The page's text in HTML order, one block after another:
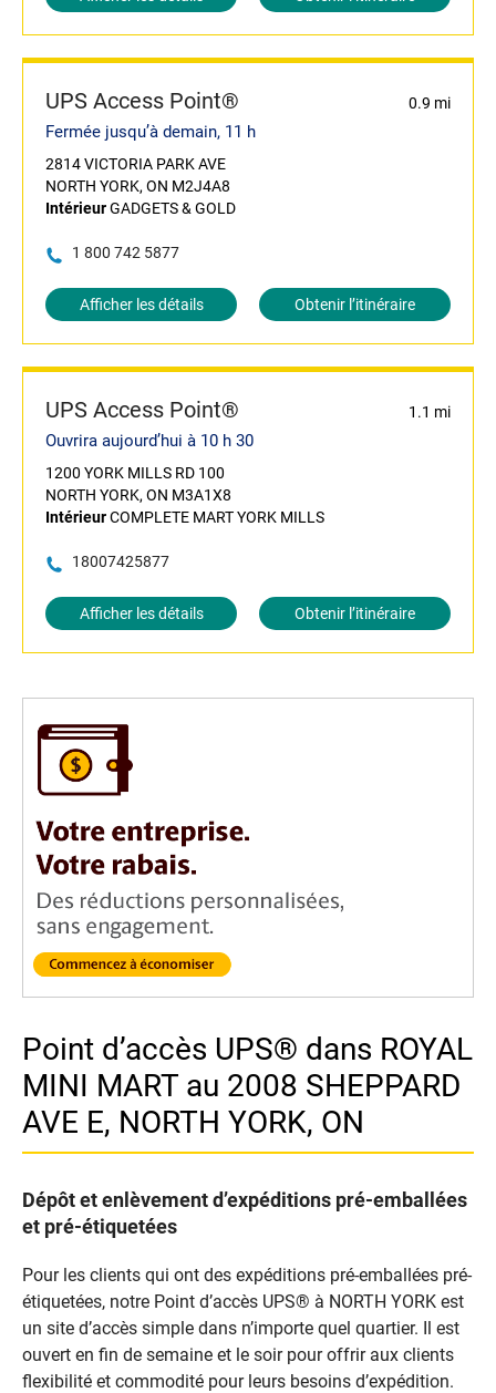
UPS Access Point® 0.9 mi
Fermée jusqu’à demain, 11 h
2814 VICTORIA PARK AVE
NORTH YORK, ON M2J4A8
IntérieurGADGETS & GOLD
1 800 742 5877
Afficher les détails Obtenir l’itinéraire
UPS Access Point® 1.1 mi
Ouvrira aujourd’hui à 10 h 30
1200 YORK MILLS RD 100
NORTH YORK, ON M3A1X8
IntérieurCOMPLETE MART YORK MILLS
18007425877
Afficher les détails Obtenir l’itinéraire
Point d’accès UPS® dans ROYAL
MINI MART au 2008 SHEPPARD
AVE E, NORTH YORK, ON
Dépôt et enlèvement d’expéditions pré-emballées
et pré-étiquetées
Pour les clients qui ont des expéditions pré-emballées pré-
étiquetées, notre Point d’accès UPS® à NORTH YORK est
un site d’accès simple dans n’importe quel quartier. Il est
ouvert en fin de semaine et le soir pour offrir aux clients
flexibilité et commodité pour leurs besoins d’expédition.